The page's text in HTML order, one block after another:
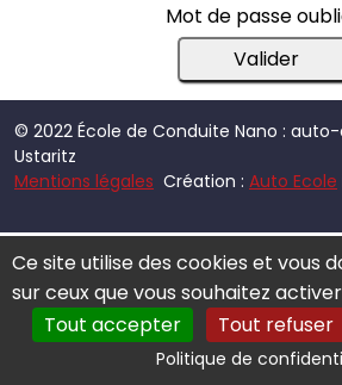
Ce site utilise des cookies et vous
sur ceux que vous souhaitez activer
Tout accepter
Tout refuser
Politique de
Mot de passe
© 2022 École de Conduite Nano :
Ustaritz
Mentions légales Création : Auto Ecole